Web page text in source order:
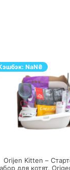
NaN₴
Orijen Kitten –
для котят,